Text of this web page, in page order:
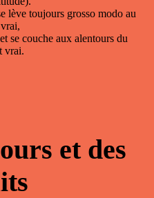
lève toujours grosso modo au
se couche aux alentours du
vrai.
et des